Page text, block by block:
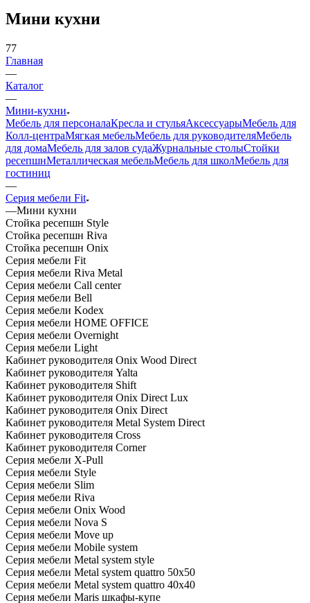
Мини кухни
77
Главная
—
Каталог
—
Мини-кухни
Мебель для персоналаКресла и стульяАксессуарыМебель для
Колл-центраМягкая мебельМебель для руководителяМебель
для домаМебель для залов судаЖурнальные столыСтойки
ресепшнМеталлическая мебельМебель для школМебель для
гостиниц
—
Серия мебели Fit
—Мини кухни
Стойка ресепшн Style
Стойка ресепшн Riva
Стойка ресепшн Onix
Серия мебели Fit
Серия мебели Riva Metal
Серия мебели Call center
Серия мебели Bell
Серия мебели Kodex
Серия мебели HOME OFFICE
Серия мебели Overnight
Серия мебели Light
Кабинет руководителя Onix Wood Direct
Кабинет руководителя Yalta
Кабинет руководителя Shift
Кабинет руководителя Onix Direct Lux
Кабинет руководителя Onix Direct
Кабинет руководителя Metal System Direct
Кабинет руководителя Cross
Кабинет руководителя Corner
Серия мебели X-Pull
Серия мебели Style
Серия мебели Slim
Серия мебели Riva
Серия мебели Onix Wood
Серия мебели Nova S
Серия мебели Move up
Серия мебели Mobile system
Серия мебели Metal system style
Серия мебели Metal system quattro 50x50
Серия мебели Metal system quattro 40x40
Серия мебели Maris шкафы-купе